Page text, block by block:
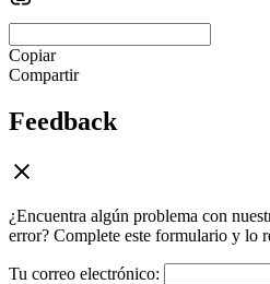
Copiar
Compartir
Feedback
¿Encuentra algún problema con
error? Complete este formulario y lo
Tu correo electrónico: